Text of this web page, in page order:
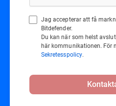
Jag accepterar att få
Bitdefender.
Du kan när som helst
här kommunikationen. För
Sekretesspolicy.